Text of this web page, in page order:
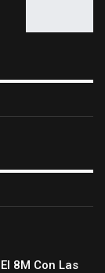
8M Con Las